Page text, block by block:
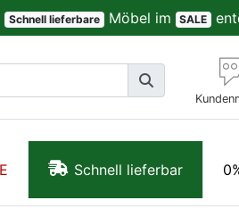
Schnell lieferbare Möbel im SALE
Schnell lieferbar